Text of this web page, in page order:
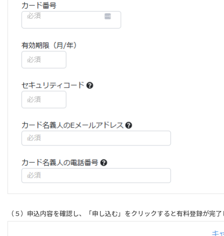
（５）申込内容を確認し、「申し込む」をクリックすると有料登録が完